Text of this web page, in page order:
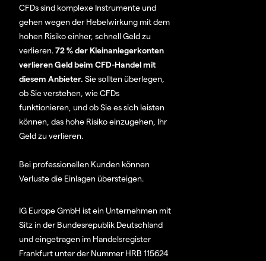
CFDs sind komplexe Instrumente und
gehen wegen der Hebelwirkung mit dem
hohen Risiko einher, schnell Geld zu
verlieren.72 % der Kleinanlegerkonten
verlieren Geld beim CFD-Handel mit
diesem Anbieter. Sie sollten überlegen,
ob Sie verstehen, wie CFDs
funktionieren, und ob Sie es sich leisten
können, das hohe Risiko einzugehen, Ihr
Geld zu verlieren.
Bei professionellen Kunden können
Verluste die Einlagen übersteigen.
IG Europe GmbH ist ein Unternehmen mit
Sitz in der Bundesrepublik Deutschland
und eingetragen im Handelsregister
Frankfurt unter der Nummer HRB 115624